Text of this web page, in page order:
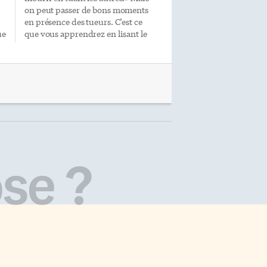
on peut passer de bons moments
en présence des tueurs. C’est ce
que vous apprendrez en lisant le
la paix, dans ces treize nouvelles
ici à toute forme de compassion ou
de morale. Dans une nouvelle, de
soi-disant bons […]
?